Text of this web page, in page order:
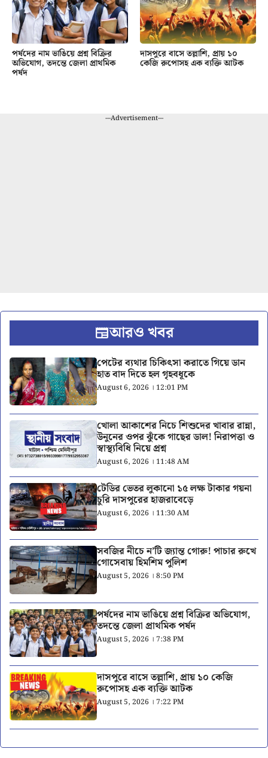
পর্ষদের নাম ভাঙিয়ে প্রশ্ন বিক্রির
অভিযোগ, তদন্তে জেলা প্রাথমিক
পর্ষদ
দাসপুরে বাসে তল্লাশি, প্রায় ১০
কেজি রুপোসহ এক ব্যক্তি আটক
---Advertisement---
আরও খবর
পেটের ব্যথার চিকিৎসা করাতে গিয়ে ডান
হাত বাদ দিতে হল গৃহবধূকে
August 6, 2026 । 12:01 PM
খোলা আকাশের নিচে শিশুদের খাবার রান্না,
উনুনের ওপর ঝুঁকে গাছের ডাল! নিরাপত্তা ও
স্বাস্থ্যবিধি নিয়ে প্রশ্ন
August 6, 2026 । 11:48 AM
টেডির ভেতর লুকানো ১৫ লক্ষ টাকার গয়না
চুরি দাসপুরের হাজরাবেড়ে
August 6, 2026 । 11:30 AM
সবজির নীচে ন’টি জ্যান্ত গোরু! পাচার রুখে
গোসেবায় হিমশিম পুলিশ
August 5, 2026 । 8:50 PM
পর্ষদের নাম ভাঙিয়ে প্রশ্ন বিক্রির অভিযোগ,
তদন্তে জেলা প্রাথমিক পর্ষদ
August 5, 2026 । 7:38 PM
দাসপুরে বাসে তল্লাশি, প্রায় ১০ কেজি
রুপোসহ এক ব্যক্তি আটক
August 5, 2026 । 7:22 PM